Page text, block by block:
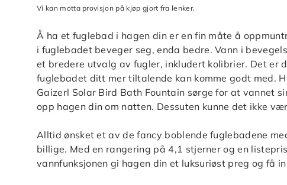
Vi kan motta provisjon på kjøp gjort fra lenker.
Å ha et fuglebad i hagen din er en fin måte å
i fuglebadet beveger seg, enda bedre. Vann i
et bredere utvalg av fugler, inkludert kolibrier. Det er
fuglebadet ditt mer tiltalende kan komme godt med.
Gaizerl Solar Bird Bath Fountain sørge for at vannet
opp hagen din om natten. Dessuten kunne det ikke
Alltid ønsket et av de fancy boblende fuglebadene
billige. Med en rangering på 4,1 stjerner og en
vannfunksjonen gi hagen din et luksuriøst preg og få